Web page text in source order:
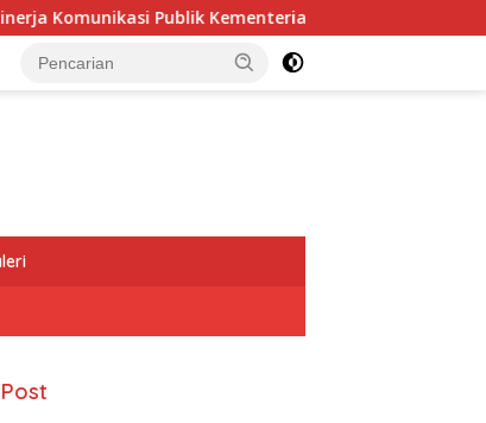
Publik Kementerian ATR/BPN Kembali Diakui